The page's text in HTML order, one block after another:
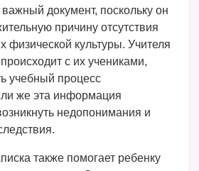
документ, поскольку он
причину отсутствия
физической культуры. Учителя
с их учениками,
учебный процесс
же эта информация
недопонимания и
также помогает ребенку